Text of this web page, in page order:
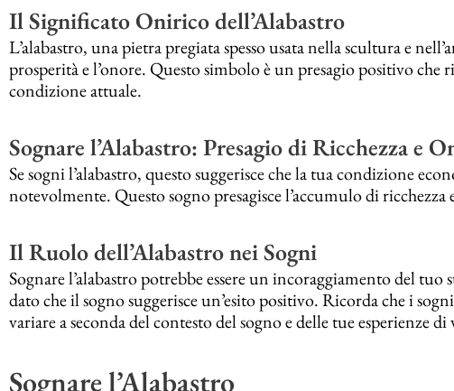
Il Significato Onirico dell’Alabastro
L’alabastro, una pietra pregiata spesso usata nella scultura e
prosperità e l’onore. Questo simbolo è un presagio positivo
condizione attuale.
Sognare l’Alabastro: Presagio di Ricchezza e
Se sogni l’alabastro, questo suggerisce che la tua condizione
notevolmente. Questo sogno presagisce l’accumulo di
Il Ruolo dell’Alabastro nei Sogni
Sognare l’alabastro potrebbe essere un incoraggiamento del
dato che il sogno suggerisce un’esito positivo. Ricorda che i
variare a seconda del contesto del sogno e delle tue esperienze di
Sognare l’Alabastro